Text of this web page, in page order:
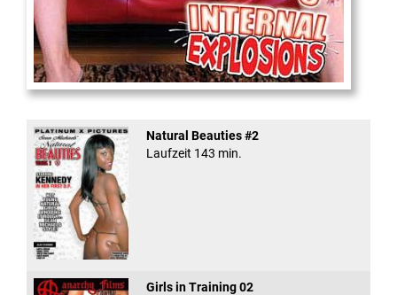
Internal Explosionen
Natural Beauties #2
Laufzeit 143 min.
Girls in Training 02